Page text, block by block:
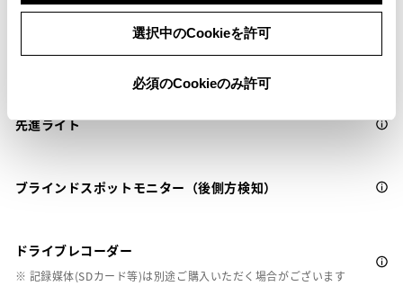
選択中のCookieを許可
必須のCookieのみ許可
クルーズコントロール
先進ライト
ブラインドスポットモニター（後側方検知）
ドライブレコーダー
※ 記録媒体(SDカード等)は別途ご購入いただく場合がございます